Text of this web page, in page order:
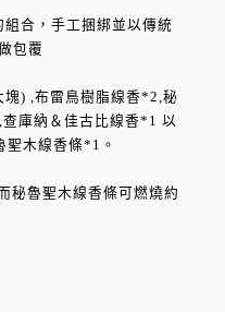
合，手工捆綁並以傳統
包覆
塊) ,布雷鳥樹脂線香*2,秘
庫納＆佳古比線香*1 以
聖木線香條*1。
秘魯聖木線香條可燃燒約